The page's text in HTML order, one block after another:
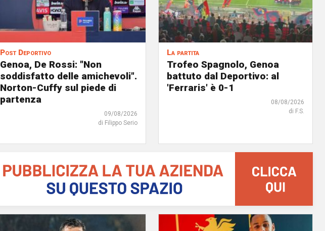
Post Deportivo
Genoa, De Rossi: "Non
soddisfatto delle amichevoli".
Norton-Cuffy sul piede di
partenza
09/08/2026
di Filippo Serio
La partita
Trofeo Spagnolo, Genoa
battuto dal Deportivo: al
'Ferraris' è 0-1
08/08/2026
di F.S.